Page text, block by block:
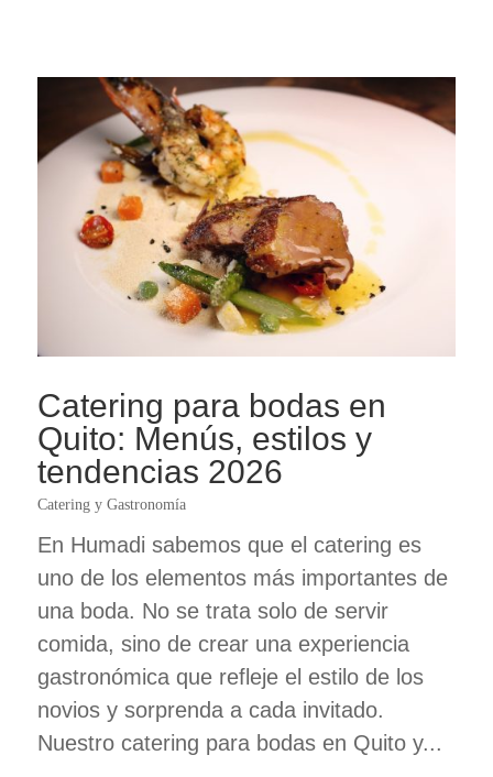
Catering para bodas en
Quito: Menús, estilos y
tendencias 2026
Catering y Gastronomía
En Humadi sabemos que el catering es
uno de los elementos más importantes de
una boda. No se trata solo de servir
comida, sino de crear una experiencia
gastronómica que refleje el estilo de los
novios y sorprenda a cada invitado.
Nuestro catering para bodas en Quito y...